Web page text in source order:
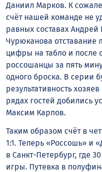
Даниил Марков. К
счёт нашей команде не
равных составах
Чурюканова отставание
цифры на табло и после
россошанцы за пять
одного броска. В серии
результативность
рядах гостей добились
Максим Карпов.
Таким образом счёт в
1:1. Теперь «Россошь»
в Санкт-Петербург, где
игры. Путевка в